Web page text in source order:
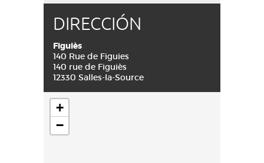
DIRECCIÓN
Figuiès
140 Rue de Figuies
140 rue de Figuiès
12330 Salles-la-Source
+
−